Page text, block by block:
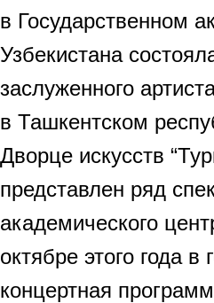
в Государственном
Узбекистана
заслуженного
в Ташкентском
Дворце искусств
представлен ряд
академического
октябре этого года
концертная